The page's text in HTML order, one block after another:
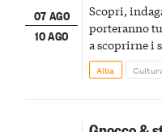
07 AGO
10 AGO
Scopri,
porteranno
a scoprirne i
Alba